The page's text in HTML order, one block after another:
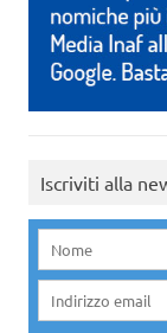
Iscriviti alla